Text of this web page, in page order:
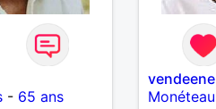
- 65 ans
vendeene
Monéteau